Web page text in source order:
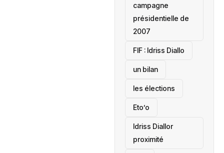
campagne
présidentielle de
2007
‎FIF : Idriss Diallo
un bilan
les élections
Eto’o
Idriss Diallor
proximité